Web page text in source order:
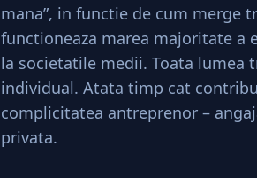
mana”, in functie de cum merge
functioneaza marea majoritate a
la societatile medii. Toata lumea
individual. Atata timp cat
complicitatea antreprenor –
privata.